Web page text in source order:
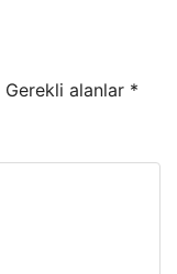
Gerekli alanlar *